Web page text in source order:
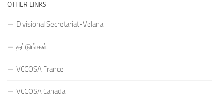
OTHER LINKS
Divisional Secretariat-Velanai
தட்டுங்கள்
VCCOSA France
VCCOSA Canada